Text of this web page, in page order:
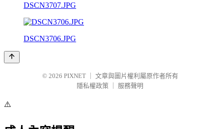
DSCN3707.JPG
DSCN3706.JPG
© 2026 PIXNET
文章與圖片權利屬原作者所有
隱私權政策
服務聲明
⚠️